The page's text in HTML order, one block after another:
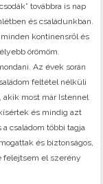
továbbra is nap
és családunkban.
kontinensről és
örömöm.
Az évek során
feltétel nélküli
most már Istennel
és mindig azt
családom többi tagja
és biztonságos,
felejtsem el szerény